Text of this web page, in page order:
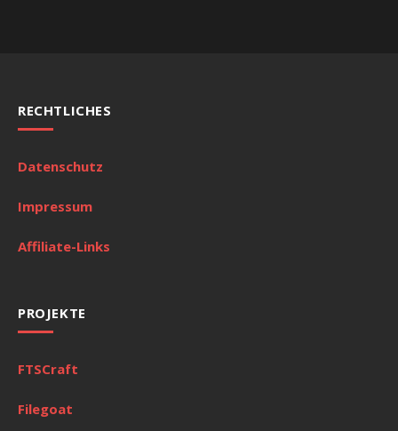
RECHTLICHES
Datenschutz
Impressum
Affiliate-Links
PROJEKTE
FTSCraft
Filegoat